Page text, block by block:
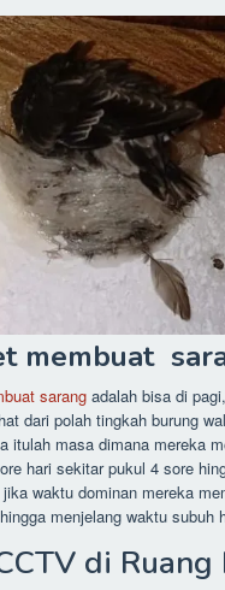
membuat
sarang adalah bisa di
dari polah tingkah burung
itulah masa dimana mereka
hari sekitar pukul 4 sore
waktu dominan mereka
menjelang waktu subuh
di Ruang